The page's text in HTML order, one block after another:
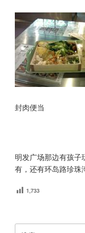
封肉便当
明发广场那边有孩
有，还有环岛路珍珠
1,733